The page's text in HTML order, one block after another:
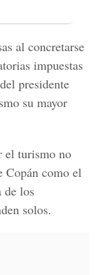
al concretarse
impuestas
presidente
su mayor
el turismo no
Copán como el
de los
solos.